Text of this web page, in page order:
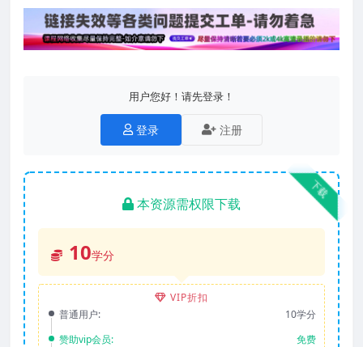
用户您好！请先登录！
登录 注册
下载
本资源需权限下载
10学分
VIP折扣
普通用户:
10学分
赞助vip会员:
免费